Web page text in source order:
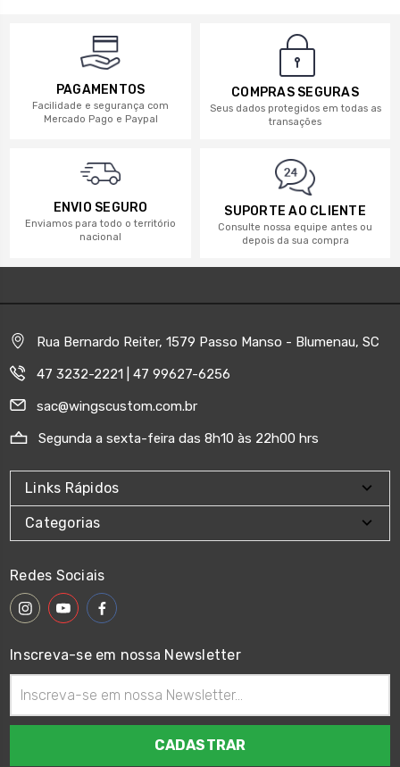
PAGAMENTOS
Facilidade e segurança com
Mercado Pago e Paypal
COMPRAS SEGURAS
Seus dados protegidos em todas as
transações
ENVIO SEGURO
Enviamos para todo o território
nacional
SUPORTE AO CLIENTE
Consulte nossa equipe antes ou
depois da sua compra
Rua Bernardo Reiter, 1579 Passo Manso - Blumenau, SC
47 3232-2221 | 47 99627-6256
sac@wingscustom.com.br
Segunda a sexta-feira das 8h10 às 22h00 hrs
Links Rápidos
Categorias
Redes Sociais
Inscreva-se em nossa Newsletter
de
email